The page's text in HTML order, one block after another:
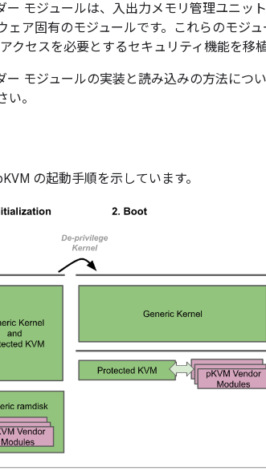
ー モジュールは、入出力メモリ管理ユニッ
ェア固有のモジュールです。
これらのモジ
クセスを必要とするセキュリティ機能を移植
ー モジュールの実装と読み込みの方法につい
。
の起動手順を示しています。